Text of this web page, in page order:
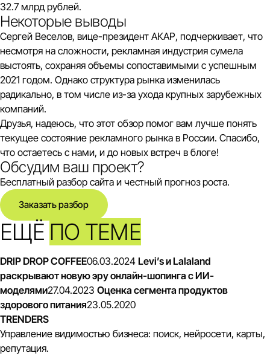
32.7 млрд рублей.
Некоторые выводы
Сергей Веселов, вице-президент АКАР, подчеркивает, что
несмотря на сложности, рекламная индустрия сумела
выстоять, сохраняя объемы сопоставимыми с успешным
2021 годом. Однако структура рынка изменилась
радикально, в том числе из-за ухода крупных зарубежных
компаний.
Друзья, надеюсь, что этот обзор помог вам лучше понять
текущее состояние рекламного рынка в России. Спасибо,
что остаетесь с нами, и до новых встреч в блоге!
Обсудим ваш проект?
Бесплатный разбор сайта и честный прогноз роста.
Заказать разбор
ЕЩЁ ПО ТЕМЕ
DRIP DROP COFFEE06.03.2024 Levi’s и Lalaland
раскрывают новую эру онлайн-шопинга с ИИ-
моделями27.04.2023 Оценка сегмента продуктов
здорового питания23.05.2020
TRENDERS
Управление видимостью бизнеса: поиск, нейросети, карты,
репутация.